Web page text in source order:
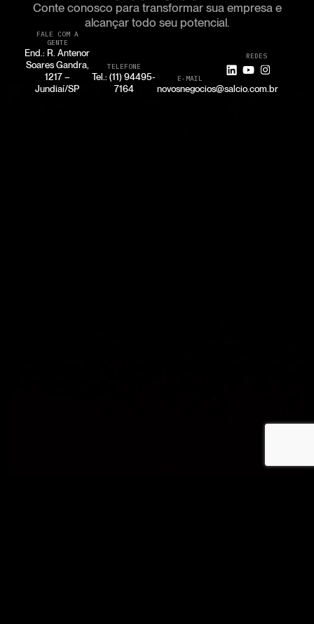
Conte conosco para transformar sua empresa e
alcançar todo seu potencial.
FALE COM A
GENTE
End.: R. Antenor
Soares Gandra,
1217 –
Jundiaí/SP
TELEFONE
Tel.: (11) 94495-
7164
E-MAIL
novosnegocios@salcio.com.br
REDES